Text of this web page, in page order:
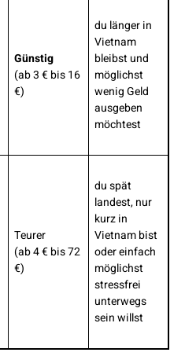
Günstig
(ab 3 € bis 16
€)
du länger in
Vietnam
bleibst und
möglichst
wenig Geld
ausgeben
möchtest
Teurer
(ab 4 € bis 72
€)
du spät
landest, nur
kurz in
Vietnam bist
oder einfach
möglichst
stressfrei
unterwegs
sein willst